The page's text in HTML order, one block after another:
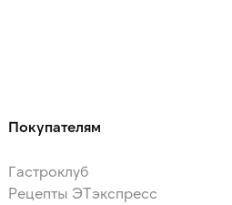
Покупателям
Гастроклуб
Рецепты ЭТэкспресс